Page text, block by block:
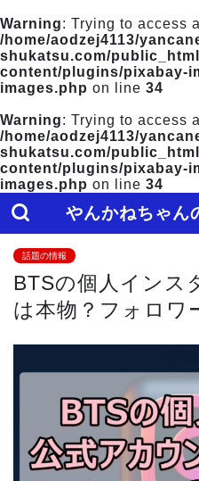
Warning: Trying to access
/home/aodzej4113/
shukatsu.com/
content/plugins/pixabay-
images.php on line 34
Warning: Trying to access
/home/aodzej4113/
shukatsu.com/
content/plugins/pixabay-
images.php on line 34
やんかねちゃん
話題の情報
BTSの個人インス
は本物？フォロワ